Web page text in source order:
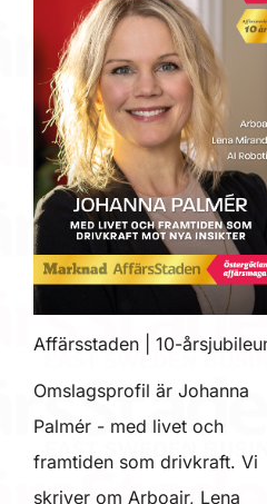
Affärsstaden | 10-
Omslagsprofil är Johanna
Palmér - med livet och
framtiden som drivkraft. Vi
skriver om Arboair, Lena